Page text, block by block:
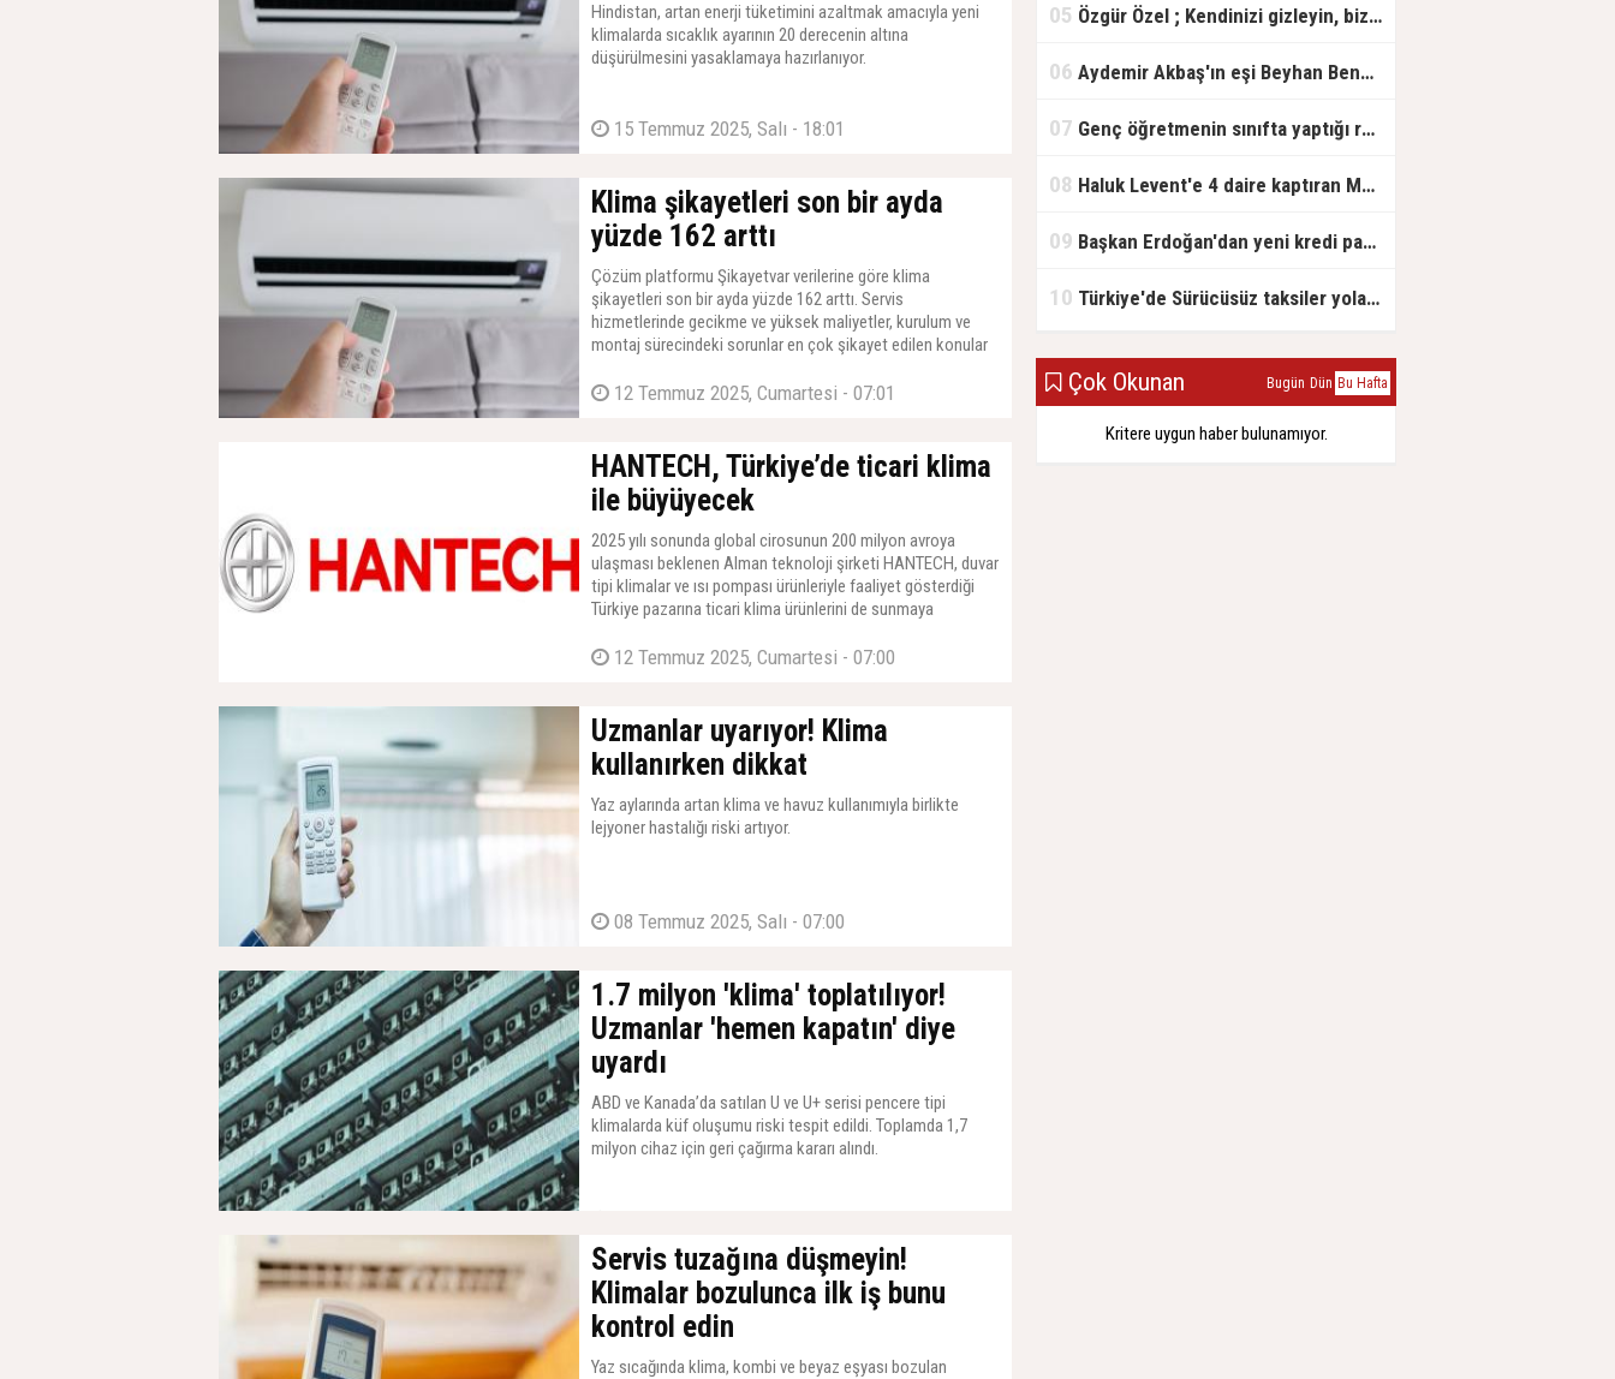
Hindistan, artan enerji tüketimini azaltmak amacıyla yeni
klimalarda sıcaklık ayarının 20 derecenin altına
düşürülmesini yasaklamaya hazırlanıyor.
15 Temmuz 2025, Salı - 18:01
Klima şikayetleri son bir ayda
yüzde 162 arttı
Çözüm platformu Şikayetvar verilerine göre klima
şikayetleri son bir ayda yüzde 162 arttı. Servis
hizmetlerinde gecikme ve yüksek maliyetler, kurulum ve
montaj sürecindeki sorunlar en çok şikayet edilen konular
12 Temmuz 2025, Cumartesi - 07:01
HANTECH, Türkiye’de ticari klima
ile büyüyecek
2025 yılı sonunda global cirosunun 200 milyon avroya
ulaşması beklenen Alman teknoloji şirketi HANTECH, duvar
tipi klimalar ve ısı pompası ürünleriyle faaliyet gösterdiği
Türkiye pazarına ticari klima ürünlerini de sunmaya
12 Temmuz 2025, Cumartesi - 07:00
Uzmanlar uyarıyor! Klima
kullanırken dikkat
Yaz aylarında artan klima ve havuz kullanımıyla birlikte
lejyoner hastalığı riski artıyor.
08 Temmuz 2025, Salı - 07:00
1.7 milyon 'klima' toplatılıyor!
Uzmanlar 'hemen kapatın' diye
uyardı
ABD ve Kanada’da satılan U ve U+ serisi pencere tipi
klimalarda küf oluşumu riski tespit edildi. Toplamda 1,7
milyon cihaz için geri çağırma kararı alındı.
Servis tuzağına düşmeyin!
Klimalar bozulunca ilk iş bunu
kontrol edin
Yaz sıcağında klima, kombi ve beyaz eşyası bozulan
05 Özgür Özel ; Kendinizi gizleyin, bizden işaret bekleyin
06 Aydemir Akbaş'ın eşi Beyhan Benek Akbaş hayatını kaybetti
07 Genç öğretmenin sınıfta yaptığı rezil paylaşım
08 Haluk Levent'e 4 daire kaptıran Müteahhit soluğu savcılıkta aldı
09 Başkan Erdoğan'dan yeni kredi paketi müjdesi: 6 ay geri ödemesiz, 36 ay vadeli
10 Türkiye'de Sürücüsüz taksiler yola çıkmaya hazırlanıyor
Çok Okunan Bugün Dün Bu Hafta
Kritere uygun haber bulunamıyor.